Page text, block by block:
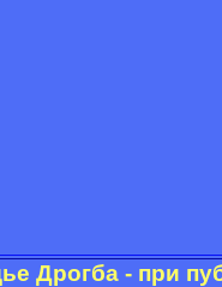
Дрогба - при